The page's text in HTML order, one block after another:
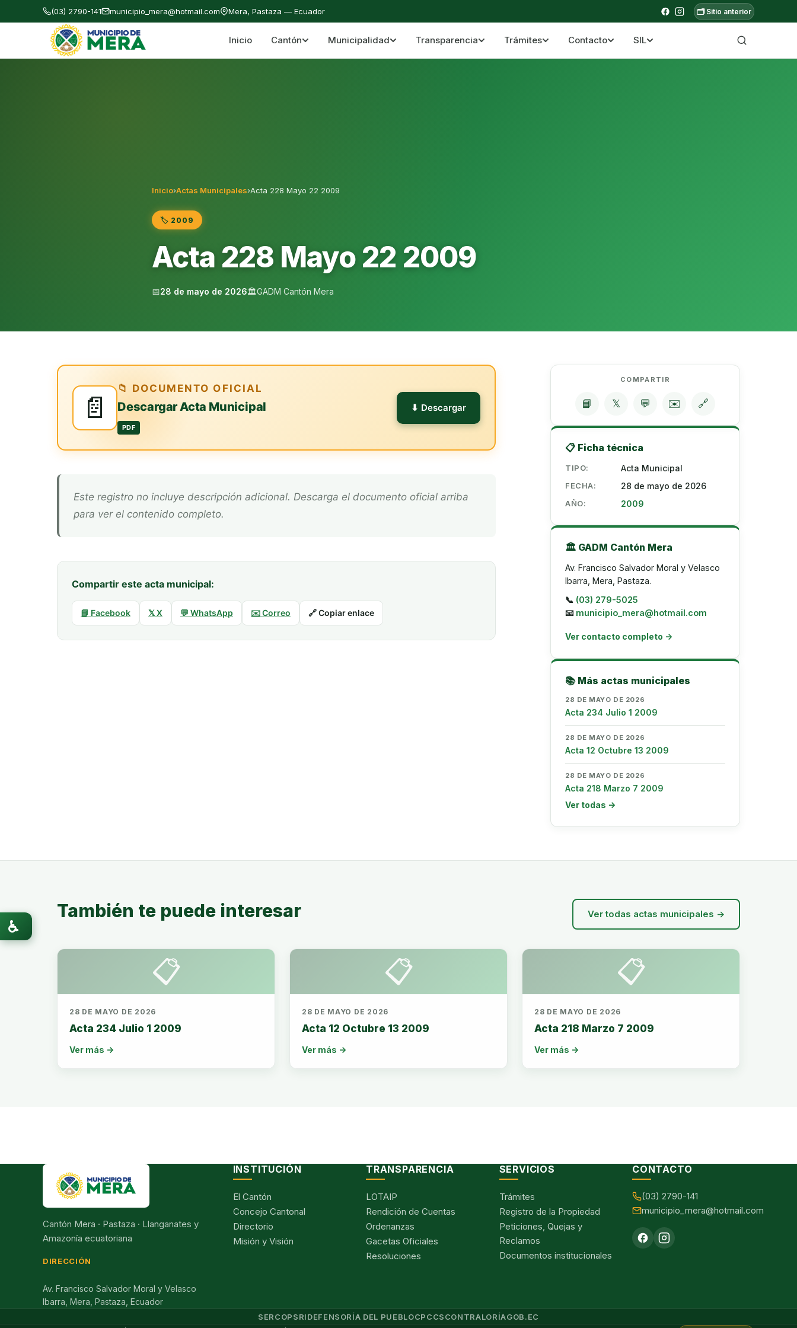
(03) 2790-141 municipio_mera@hotmail.com Mera, Pastaza — Ecuador 🗂️ Sitio anterior
Gobierno Autónomo Descentralizado Municipal del Cantón Mera Cantón Mera · Pastaza · Llanganates y Amazonía ecuatoriana
Inicio Cantón Municipalidad Transparencia Trámites Contacto SIL
Inicio›Actas Municipales›Acta 228 Mayo 22 2009
🏷️ 2009
Acta 228 Mayo 22 2009
📅28 de mayo de 2026🏛️GADM Cantón Mera
📄
📁 DOCUMENTO OFICIAL
Descargar Acta Municipal
PDF
⬇ Descargar
Este registro no incluye descripción adicional. Descarga el documento oficial arriba
para ver el contenido completo.
Compartir este acta municipal:
📘 Facebook 𝕏 X 💬 WhatsApp ✉️ Correo 🔗 Copiar enlace
COMPARTIR
📘 𝕏 💬 ✉️ 🔗
📋 Ficha técnica
TIPO: Acta Municipal
FECHA: 28 de mayo de 2026
AÑO: 2009
🏛️ GADM Cantón Mera
Av. Francisco Salvador Moral y Velasco
Ibarra, Mera, Pastaza.
📞 (03) 279-5025
📧 municipio_mera@hotmail.com
Ver contacto completo →
📚 Más actas municipales
28 DE MAYO DE 2026
Acta 234 Julio 1 2009
28 DE MAYO DE 2026
Acta 12 Octubre 13 2009
28 DE MAYO DE 2026
Acta 218 Marzo 7 2009
Ver todas →
También te puede interesar Ver todas actas municipales →
📋
28 DE MAYO DE 2026
Acta 234 Julio 1 2009
Ver más →
📋
28 DE MAYO DE 2026
Acta 12 Octubre 13 2009
Ver más →
📋
28 DE MAYO DE 2026
Acta 218 Marzo 7 2009
Ver más →
Cantón Mera · Pastaza · Llanganates y
Amazonía ecuatoriana
DIRECCIÓN
Av. Francisco Salvador Moral y Velasco
Ibarra, Mera, Pastaza, Ecuador
INSTITUCIÓN
El Cantón
Concejo Cantonal
Directorio
Misión y Visión
TRANSPARENCIA
LOTAIP
Rendición de Cuentas
Ordenanzas
Gacetas Oficiales
Resoluciones
SERVICIOS
Trámites
Registro de la Propiedad
Peticiones, Quejas y
Reclamos
Documentos institucionales
CONTACTO
(03) 2790-141
municipio_mera@hotmail.com
SERCOPSRIDEFENSORÍA DEL PUEBLOCPCCSCONTRALORÍAGOB.EC
♿